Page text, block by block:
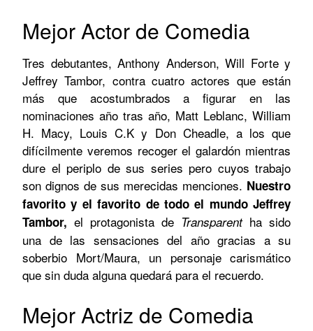
Mejor Actor de Comedia
Tres debutantes, Anthony Anderson, Will Forte y
Jeffrey Tambor, contra cuatro actores que están
más que acostumbrados a figurar en las
nominaciones año tras año, Matt Leblanc, William
H. Macy, Louis C.K y Don Cheadle, a los que
difícilmente veremos recoger el galardón mientras
dure el periplo de sus series pero cuyos trabajo
son dignos de sus merecidas menciones. Nuestro
favorito y el favorito de todo el mundo Jeffrey
Tambor, el protagonista de Transparentha sido
una de las sensaciones del año gracias a su
soberbio Mort/Maura, un personaje carismático
que sin duda alguna quedará para el recuerdo.
Mejor Actriz de Comedia